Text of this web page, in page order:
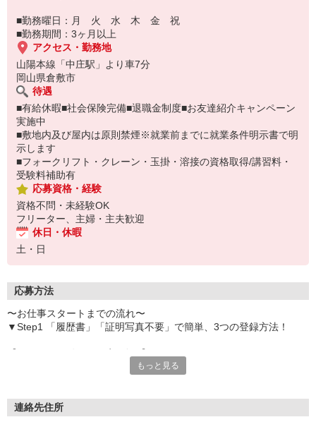
■勤務曜日：月 火 水 木 金 祝
■勤務期間：3ヶ月以上
アクセス・勤務地
山陽本線「中庄駅」より車7分
岡山県倉敷市
待遇
■有給休暇■社会保険完備■退職金制度■お友達紹介キャンペーン
実施中
■敷地内及び屋内は原則禁煙※就業前までに就業条件明示書で明
示します
■フォークリフト・クレーン・玉掛・溶接の資格取得/講習料・
受験料補助有
応募資格・経験
資格不問・未経験OK
フリーター、主婦・主夫歓迎
休日・休暇
土・日
応募方法
〜お仕事スタートまでの流れ〜
▼Step1 「履歴書」「証明写真不要」で簡単、3つの登録方法！
いつでも好きな時間に登録OK
受付時間/平日9:00〜19:00
もっと見る
連絡先住所